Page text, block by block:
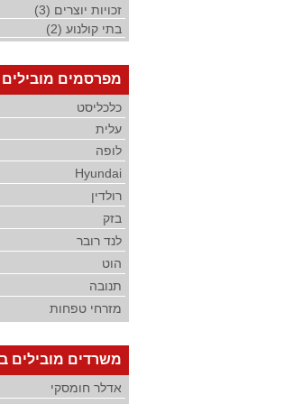
זכויות יוצרים (3)
בתי קולנוע (2)
מפרסמים
כלכליסט
עלית
לופה
Hyundai
רולדין
בזק
לנד רובר
הוט
תנובה
מזרחי טפחות
משרדים מובילים
אדלר חומסקי